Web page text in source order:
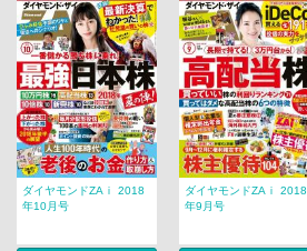
ダイヤモンドZAｉ 2018
年10月号
ダイヤモンドZAｉ 2018
年9月号